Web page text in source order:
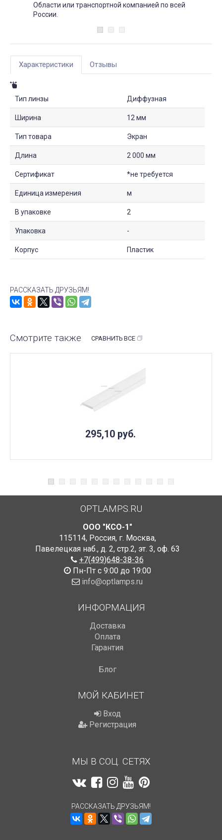
Области или транспортной компанией по всей
России.
Характеристики Отзывы
Тип линзы Диффузная
Ширина 12 мм
Тип товара Экран
Длина 2 000 мм
Сертификат *не требуется
Единица измерения м
В упаковке 2
Упаковка -
Корпус Пластик
РАССКАЗАТЬ ДРУЗЬЯМ!
Смотрите также СРАВНИТЬ ВСЕ
295,10 руб.
OPTLAMPS.RU
ООО "КСО-1"
115114, Россия, г. Москва,
Павелецкая наб., д. 2, стр.2, эт. 3, оф. 63
+7(499)648-38-36
Пн-Пт с 9:00 до 19:00
info@optlamps.ru
ИНФОРМАЦИЯ
Доставка
Оплата
Гарантия
Блог
МОЙ КАБИНЕТ
Вход
Регистрация
МЫ В СОЦ. СЕТЯХ
РАССКАЗАТЬ ДРУЗЬЯМ!